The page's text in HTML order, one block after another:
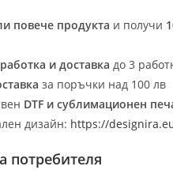
повече продукта и получи
и доставка до 3
за поръчки над 100 лв
DTF и сублимационен
дизайн: https://
потребителя